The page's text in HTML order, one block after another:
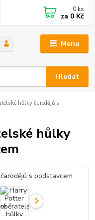
Menu
Hledat
0 ks
za 0 Kč
hůlky čarodějů s
hůlky